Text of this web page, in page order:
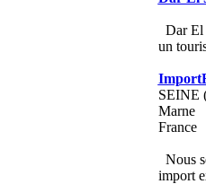
Dar El
un
SEINE
Marne
France
Nous
import